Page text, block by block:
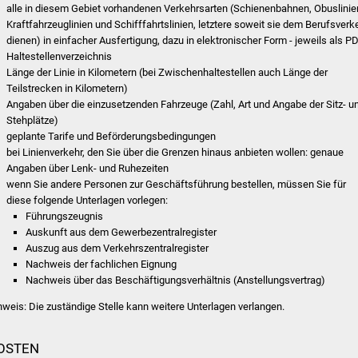
alle in diesem Gebiet vorhandenen Verkehrsarten (Schienenbahnen,
Kraftfahrzeuglinien und Schifffahrtslinien, letztere soweit sie dem
dienen) in einfacher Ausfertigung, dazu in elektronischer Form - jeweils als
Haltestellenverzeichnis
Länge der Linie in Kilometern (bei Zwischenhaltestellen auch Länge der
Teilstrecken in Kilometern)
Angaben über die einzusetzenden Fahrzeuge (Zahl, Art und Angabe der Sitz-
Stehplätze)
geplante Tarife und Beförderungsbedingungen
bei Linienverkehr, den Sie über die Grenzen hinaus anbieten wollen: genaue
Angaben über Lenk- und Ruhezeiten
wenn Sie andere Personen zur Geschäftsführung bestellen, müssen Sie für
diese folgende Unterlagen vorlegen:
Führungszeugnis
Auskunft aus dem Gewerbezentralregister
Auszug aus dem Verkehrszentralregister
Nachweis der fachlichen Eignung
Nachweis über das Beschäftigungsverhältnis (Anstellungsvertrag)
Die zuständige Stelle kann weitere Unterlagen verlangen.